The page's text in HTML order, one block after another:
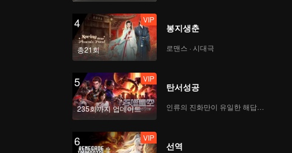
4
총21회
VIP
봉지생춘
로맨스 · 시대극
5
235회까지 업데이트
VIP
탄서성공
인류의 진화만이 유일한 해답이다
6 VIP
선역